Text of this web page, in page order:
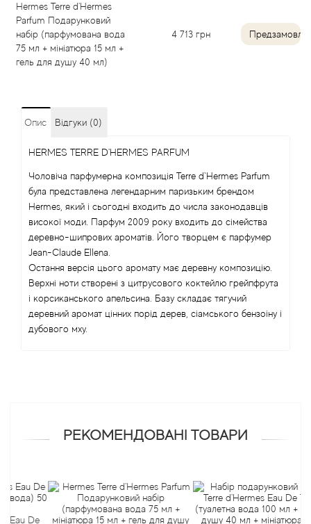
Hermes Terre d'Hermes
Parfum Подарунковий
набір (парфумована вода
75 мл + мініатюра 15 мл +
гель для душу 40 мл)
4 713 грн
Опис Відгуки (0)
HERMES TERRE D'HERMES PARFUM
Чоловіча парфумерна композиція Terre d`Hermes Parfum
була представлена легендарним паризьким брендом
Hermes, який і сьогодні входить до числа законодавців
високої моди. Парфум 2009 року входить до сімейства
деревно-шипрових ароматів. Його творцем є парфумер
Jean-Claude Ellena.
Остання версія цього аромату має деревну композицію.
Верхні ноти створені з цитрусового коктейлю грейпфрута
і корсиканського апельсина. Базу складає тягучий
деревний аромат цінних порід дерев, сіамського бензоіну і
дубового мху.
РЕКОМЕНДОВАНІ ТОВАРИ
De
Axis
Azalia Parfums
Baldessarini
Balenciaga
Balmain
Bamotte
Banana Republic
Baruti
Benetton
Bentley